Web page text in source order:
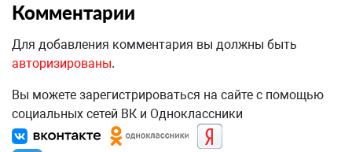
Комментарии
Для добавления комментария вы должны быть
авторизированы.
Вы можете зарегистрироваться на сайте с помощью
социальных сетей ВК и Одноклассники